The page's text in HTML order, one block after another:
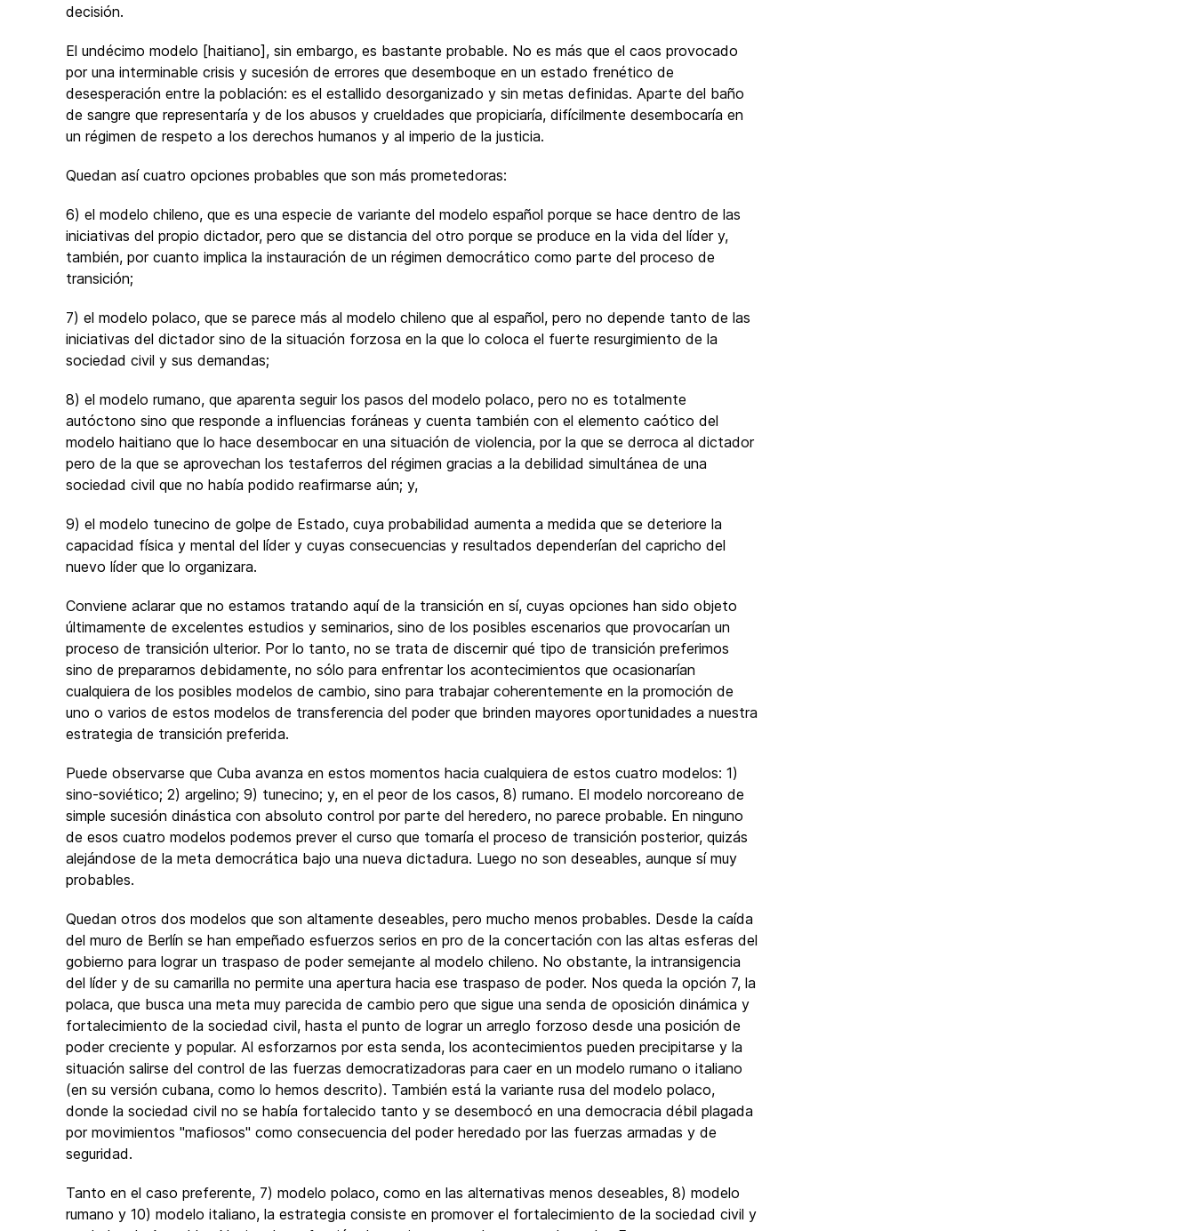
decisión.
El undécimo modelo [haitiano], sin embargo, es bastante probable. No es más que el caos provocado
por una interminable crisis y sucesión de errores que desemboque en un estado frenético de
desesperación entre la población: es el estallido desorganizado y sin metas definidas. Aparte del baño
de sangre que representaría y de los abusos y crueldades que propiciaría, difícilmente desembocaría en
un régimen de respeto a los derechos humanos y al imperio de la justicia.
Quedan así cuatro opciones probables que son más prometedoras:
6) el modelo chileno, que es una especie de variante del modelo español porque se hace dentro de las
iniciativas del propio dictador, pero que se distancia del otro porque se produce en la vida del líder y,
también, por cuanto implica la instauración de un régimen democrático como parte del proceso de
transición;
7) el modelo polaco, que se parece más al modelo chileno que al español, pero no depende tanto de las
iniciativas del dictador sino de la situación forzosa en la que lo coloca el fuerte resurgimiento de la
sociedad civil y sus demandas;
8) el modelo rumano, que aparenta seguir los pasos del modelo polaco, pero no es totalmente
autóctono sino que responde a influencias foráneas y cuenta también con el elemento caótico del
modelo haitiano que lo hace desembocar en una situación de violencia, por la que se derroca al dictador
pero de la que se aprovechan los testaferros del régimen gracias a la debilidad simultánea de una
sociedad civil que no había podido reafirmarse aún; y,
9) el modelo tunecino de golpe de Estado, cuya probabilidad aumenta a medida que se deteriore la
capacidad física y mental del líder y cuyas consecuencias y resultados dependerían del capricho del
nuevo líder que lo organizara.
Conviene aclarar que no estamos tratando aquí de la transición en sí, cuyas opciones han sido objeto
últimamente de excelentes estudios y seminarios, sino de los posibles escenarios que provocarían un
proceso de transición ulterior. Por lo tanto, no se trata de discernir qué tipo de transición preferimos
sino de prepararnos debidamente, no sólo para enfrentar los acontecimientos que ocasionarían
cualquiera de los posibles modelos de cambio, sino para trabajar coherentemente en la promoción de
uno o varios de estos modelos de transferencia del poder que brinden mayores oportunidades a nuestra
estrategia de transición preferida.
Puede observarse que Cuba avanza en estos momentos hacia cualquiera de estos cuatro modelos: 1)
sino-soviético; 2) argelino; 9) tunecino; y, en el peor de los casos, 8) rumano. El modelo norcoreano de
simple sucesión dinástica con absoluto control por parte del heredero, no parece probable. En ninguno
de esos cuatro modelos podemos prever el curso que tomaría el proceso de transición posterior, quizás
alejándose de la meta democrática bajo una nueva dictadura. Luego no son deseables, aunque sí muy
probables.
Quedan otros dos modelos que son altamente deseables, pero mucho menos probables. Desde la caída
del muro de Berlín se han empeñado esfuerzos serios en pro de la concertación con las altas esferas del
gobierno para lograr un traspaso de poder semejante al modelo chileno. No obstante, la intransigencia
del líder y de su camarilla no permite una apertura hacia ese traspaso de poder. Nos queda la opción 7, la
polaca, que busca una meta muy parecida de cambio pero que sigue una senda de oposición dinámica y
fortalecimiento de la sociedad civil, hasta el punto de lograr un arreglo forzoso desde una posición de
poder creciente y popular. Al esforzarnos por esta senda, los acontecimientos pueden precipitarse y la
situación salirse del control de las fuerzas democratizadoras para caer en un modelo rumano o italiano
(en su versión cubana, como lo hemos descrito). También está la variante rusa del modelo polaco,
donde la sociedad civil no se había fortalecido tanto y se desembocó en una democracia débil plagada
por movimientos "mafiosos" como consecuencia del poder heredado por las fuerzas armadas y de
seguridad.
Tanto en el caso preferente, 7) modelo polaco, como en las alternativas menos deseables, 8) modelo
rumano y 10) modelo italiano, la estrategia consiste en promover el fortalecimiento de la sociedad civil y